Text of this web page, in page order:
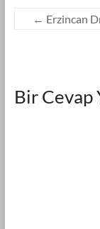
← Erzincan
Bir Cevap